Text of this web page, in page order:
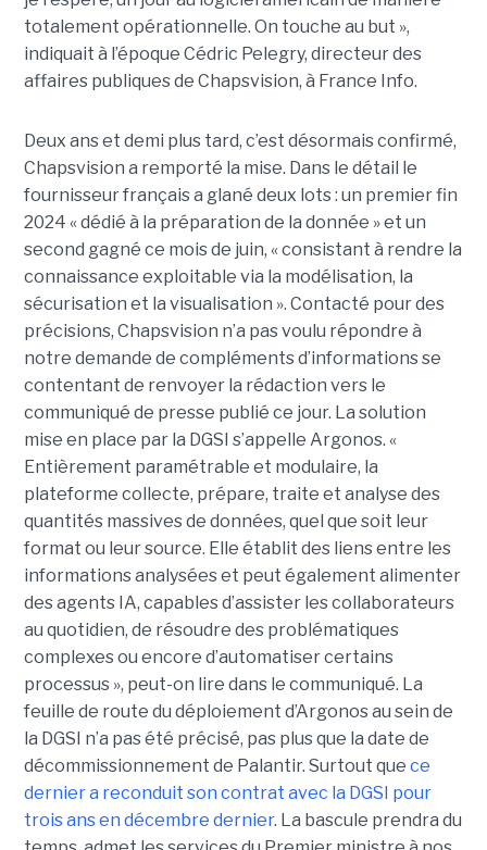
totalement opérationnelle. On touche au but »,
indiquait à l’époque Cédric Pelegry, directeur des
affaires publiques de Chapsvision, à France Info.
Deux ans et demi plus tard, c’est désormais confirmé,
Chapsvision a remporté la mise. Dans le détail le
fournisseur français a glané deux lots : un premier fin
2024 « dédié à la préparation de la donnée » et un
second gagné ce mois de juin, « consistant à rendre la
connaissance exploitable via la modélisation, la
sécurisation et la visualisation ». Contacté pour des
précisions, Chapsvision n’a pas voulu répondre à
notre demande de compléments d’informations se
contentant de renvoyer la rédaction vers le
communiqué de presse publié ce jour. La solution
mise en place par la DGSI s’appelle Argonos. «
Entièrement paramétrable et modulaire, la
plateforme collecte, prépare, traite et analyse des
quantités massives de données, quel que soit leur
format ou leur source. Elle établit des liens entre les
informations analysées et peut également alimenter
des agents IA, capables d’assister les collaborateurs
au quotidien, de résoudre des problématiques
complexes ou encore d’automatiser certains
processus », peut-on lire dans le communiqué. La
feuille de route du déploiement d’Argonos au sein de
la DGSI n’a pas été précisé, pas plus que la date de
décommissionnement de Palantir. Surtout que ce
dernier a reconduit son contrat avec la DGSI pour
trois ans en décembre dernier. La bascule prendra du